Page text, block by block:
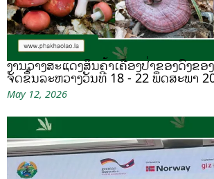
ງານວາງສະແດງສິນຄ້າເຄື່ອງປ່າຂອງດົງຂ
ຈັດຂຶ້ນລະຫວ່າງວັນທີ 18 - 22 ພຶດສະພາ
May 12, 2026